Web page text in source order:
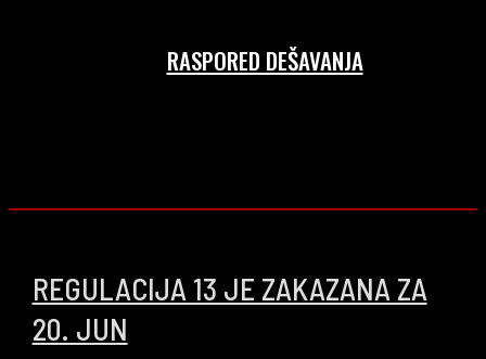
RASPORED DEŠAVANJA
REGULACIJA 13 JE ZAKAZANA ZA
20. JUN